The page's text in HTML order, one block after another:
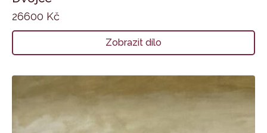
26600 Kč
Zobrazit dílo